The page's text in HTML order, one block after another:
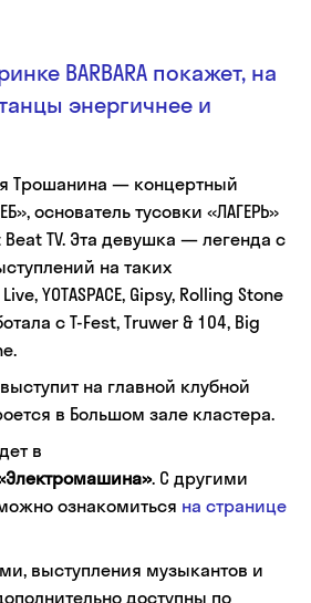
BARBARA покажет, на
энергичнее и
Трошанина — концертный
основатель тусовки «ЛАГЕРЬ»
TV. Эта девушка — легенда с
на таких
YOTASPACE, Gipsy, Rolling Stone
с T-Fest, Truwer & 104, Big
на главной клубной
в Большом зале кластера.
в
. С другими
ознакомиться на странице
выступления музыкантов и
доступны по